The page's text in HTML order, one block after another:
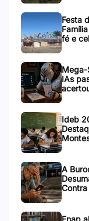
Festa
fé e
Mega-
IAs
Ideb
A
Contra